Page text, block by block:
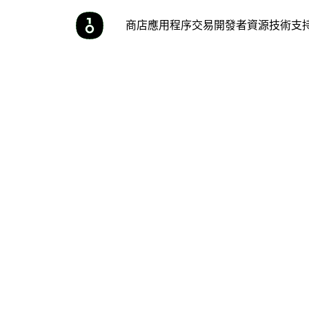
商店應用程序交易開發者資源技術支